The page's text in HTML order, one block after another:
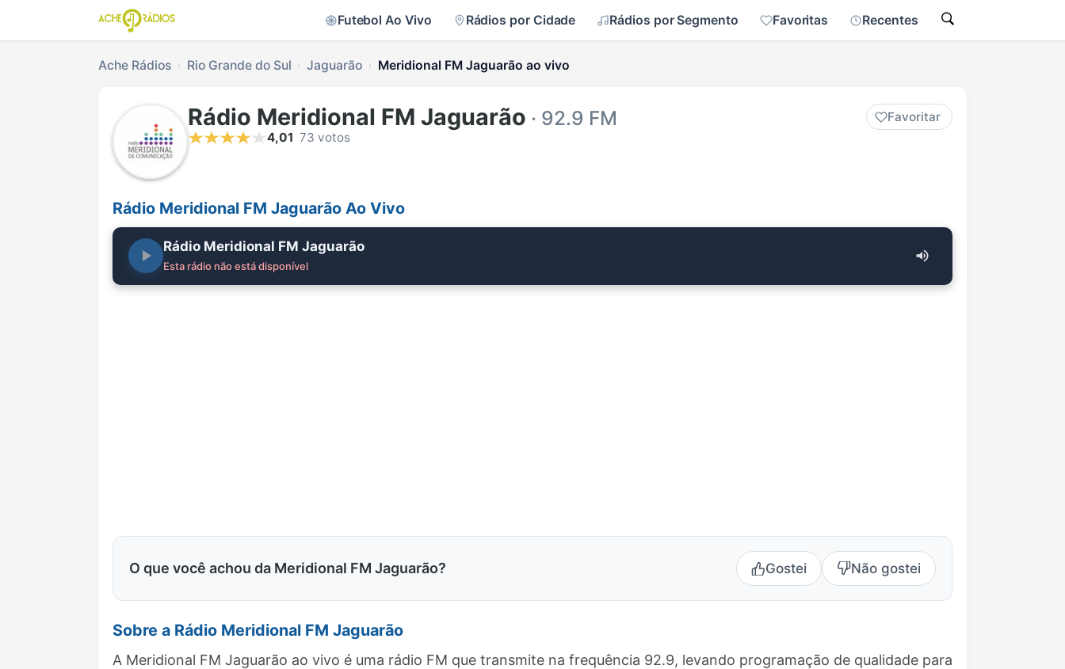
Futebol Ao Vivo Rádios por Cidade Rádios por Segmento Favoritas Recentes
Ache Rádios Rio Grande do Sul Jaguarão Meridional FM Jaguarão ao vivo
Rádio Meridional FM Jaguarão · 92.9 FM
Favoritar
4,01 73 votos
Rádio Meridional FM Jaguarão Ao Vivo
Rádio Meridional FM Jaguarão
Esta rádio não está disponível
O que você achou da Meridional FM Jaguarão? Gostei Não gostei
Sobre a Rádio Meridional FM Jaguarão
A Meridional FM Jaguarão ao vivo é uma rádio FM que transmite na frequência 92.9, levando programação de qualidade para